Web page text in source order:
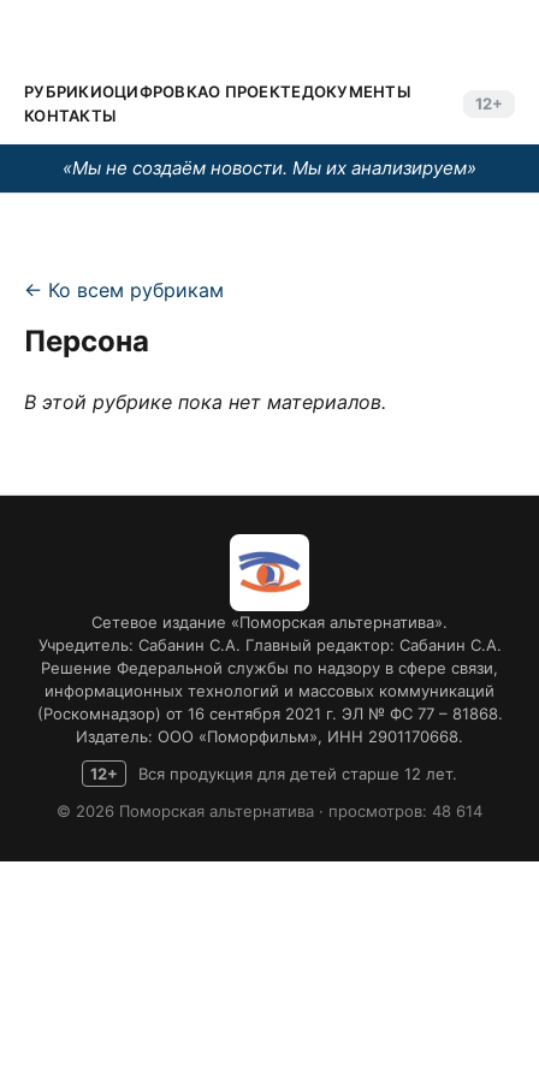
РУБРИКИОЦИФРОВКАО ПРОЕКТЕДОКУМЕНТЫ
КОНТАКТЫ
12+
«Мы не создаём новости. Мы их анализируем»
← Ко всем рубрикам
Персона
В этой рубрике пока нет материалов.
Сетевое издание «Поморская альтернатива».
Учредитель: Сабанин С.А. Главный редактор: Сабанин С.А.
Решение Федеральной службы по надзору в сфере связи,
информационных технологий и массовых коммуникаций
(Роскомнадзор) от 16 сентября 2021 г. ЭЛ № ФС 77 – 81868.
Издатель: ООО «Поморфильм», ИНН 2901170668.
12+
Вся продукция для детей старше 12 лет.
© 2026 Поморская альтернатива · просмотров: 48 614